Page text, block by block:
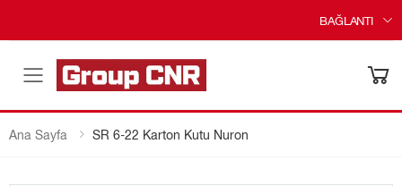
BAĞLANTI
Menü
Ana Sayfa SR 6-22 Karton Kutu Nuron